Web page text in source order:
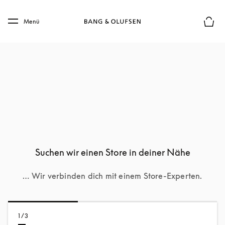
Skip to main footer
Menü
Suchen wir einen Store in deiner Nähe
… Wir verbinden dich mit einem Store-Experten.
1/3